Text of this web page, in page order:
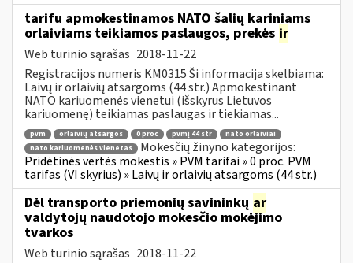
tarifu apmokestinamos NATO šalių kariniams
orlaiviams teikiamos paslaugos, prekės ir
Web turinio sąrašas 2018-11-22
Registracijos numeris KM0315 Ši informacija skelbiama:
Laivų ir orlaivių atsargoms (44 str.) Apmokestinant
NATO kariuomenės vienetui (išskyrus Lietuvos
kariuomenę) teikiamas paslaugas ir tiekiamas...
pvm orlaivių atsargos 0 proc pvmį 44 str
nato orlaiviai
nato kariuomenės vienetas
Mokesčių žinyno kategorijos:
Pridėtinės vertės mokestis » PVM tarifai » 0 proc. PVM
tarifas (VI skyrius) » Laivų ir orlaivių atsargoms (44 str.)
Dėl transporto priemonių savininkų ar
valdytojų naudotojo mokesčio mokėjimo
tvarkos
Web turinio sąrašas 2018-11-22